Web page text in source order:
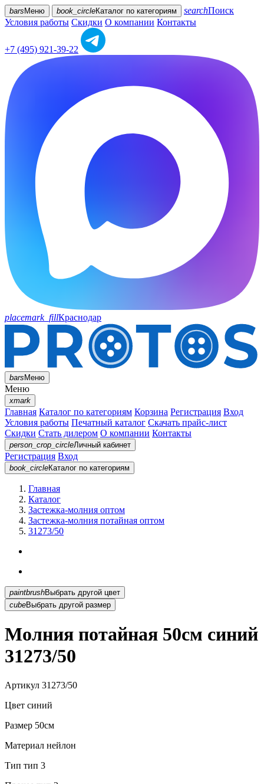
bars Меню book_circleКаталог по категориям searchПоиск
Условия работы Скидки О компании Контакты
+7 (495) 921-39-22
placemark_fillКраснодар
barsМеню
Меню
xmark
Главная Каталог по категориям Корзина Регистрация Вход
Условия работы Печатный каталог Скачать прайс-лист
Скидки Стать дилером О компании Контакты
person_crop_circleЛичный кабинет
Регистрация Вход
book_circleКаталог по категориям
Главная
Каталог
Застежка-молния оптом
Застежка-молния потайная оптом
31273/50
paintbrush
Выбрать другой цвет
cubeВыбрать другой размер
Молния потайная 50см синий
31273/50
Артикул 31273/50
Цвет синий
Размер 50см
Материал нейлон
Тип тип 3